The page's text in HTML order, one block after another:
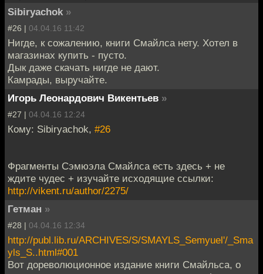
Sibiryachok »
#26 | 04.04.16 11:42
Нигде, к сожалению, книги Смайлса нету. Хотел в
магазинах купить - пусто.
Дык даже скачать нигде не дают.
Камрады, выручайте.
Игорь Леонардович Викентьев »
#27 | 04.04.16 12:24
Кому: Sibiryachok, #26
Фрагменты Сэмюэла Смайлса есть здесь + не
ждите чудес + изучайте исходящие ссылки:
http://vikent.ru/author/2275/
Гетман »
#28 | 04.04.16 12:34
http://publ.lib.ru/ARCHIVES/S/SMAYLS_Semyuel'/_Sma
yls_S..html#001
Вот дореволюционное издание книги Смайльса, о